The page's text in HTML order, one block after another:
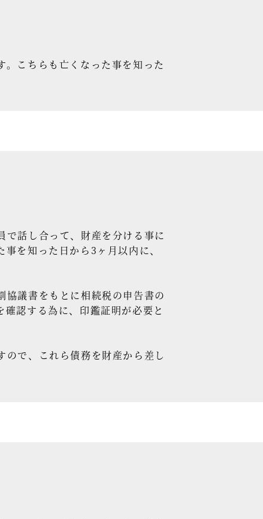
こちらも亡くなった事を知った
話し合って、財産を分ける事に
を知った日から3ヶ月以内に、
議書をもとに相続税の申告書の
認する為に、印鑑証明が必要と
で、これら債務を財産から差し